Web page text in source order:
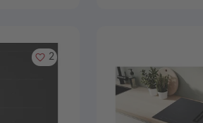
Merken
2